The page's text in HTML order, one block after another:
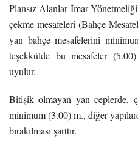
Plansız Alanlar İmar
çekme mesafeleri (Bahçe
yan bahçe mesafelerini
teşekkülde bu mesafeler
uyulur.
Bitişik olmayan yan ceplerde,
minimum (3.00) m., diğer
bırakılması şarttır.